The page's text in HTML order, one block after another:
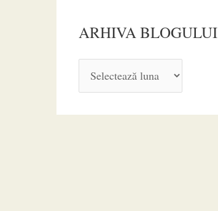
ARHIVA BLOGULUI
R
H